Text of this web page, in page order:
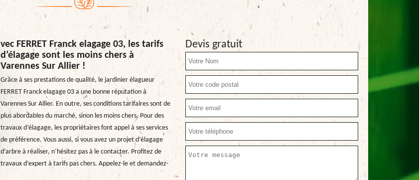
vec FERRET Franck elagage 03, les tarifs
d’élagage sont les moins chers à
Varennes Sur Allier !
Grâce à ses prestations de qualité, le jardinier élagueur
FERRET Franck elagage 03 a une bonne réputation à
Varennes Sur Allier. En outre, ses conditions tarifaires sont de
plus abordables du marché, sinon les moins chers. Pour des
travaux d’élagage, les propriétaires font appel à ses services
de préférence. Vous aussi, si vous avez un projet d’élagage
d’arbre à réaliser, n’hésitez pas à le contacter. Profitez de
travaux d’expert à tarifs pas chers. Appelez-le et demandez-
Devis gratuit